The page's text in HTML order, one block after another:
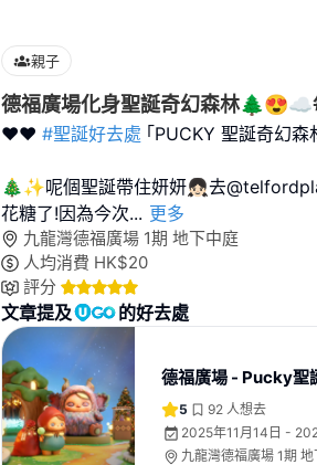
親子
德福廣場化身聖誕奇幻森林🌲😍☁️
❤️❤️ #聖誕好去處 ｢PUCKY 聖誕奇幻森
🎄✨呢個聖誕帶住妍妍👧🏻去
花糖了!因為今次... 更多
九龍灣德福廣場 1期 地下中庭
人均消費 HK$20
評分
文章提及 的好去處
德福廣場 - Pucky聖
5 92 人想去
2025年11月14日 -
九龍灣德福廣場 1期